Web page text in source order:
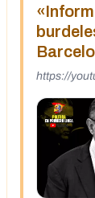
https://